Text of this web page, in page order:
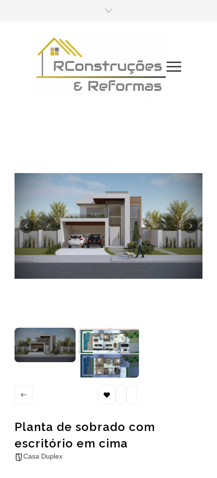
Planta de sobrado com
escritório em cima
Casa Duplex